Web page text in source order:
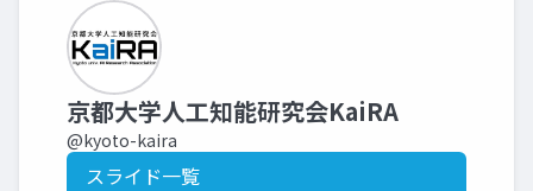
京都大学人工知能研究会KaiRA
@kyoto-kaira
スライド一覧